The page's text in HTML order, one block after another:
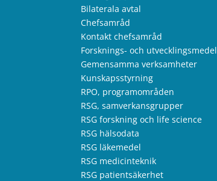
Bilaterala avtal
Chefsamråd
Kontakt chefsamråd
Forsknings- och utvecklingsmedel
Gemensamma verksamheter
Kunskapsstyrning
RPO, programområden
RSG, samverkansgrupper
RSG forskning och life science
RSG hälsodata
RSG läkemedel
RSG medicinteknik
RSG patientsäkerhet